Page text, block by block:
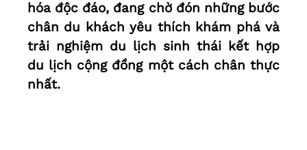
hóa độc đáo, đang chờ đón những bước
chân du khách yêu thích khám phá và
trải nghiệm du lịch sinh thái kết hợp
du lịch cộng đồng một cách chân thực
nhất.